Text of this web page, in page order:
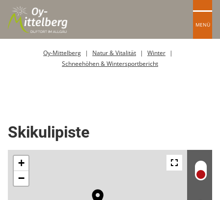
MENÜ
Oy-Mittelberg Natur & Vitalität
Winter
Schneehöhen & Wintersportbericht
Skikulipiste